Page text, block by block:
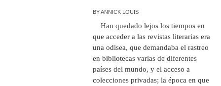
BYANNICK LOUIS
Han quedado lejos los tiempos en
que acceder a las revistas literarias era
una odisea, que demandaba el rastreo
en bibliotecas varias de diferentes
países del mundo, y el acceso a
colecciones privadas; la época en que